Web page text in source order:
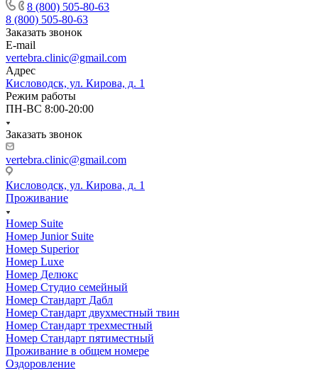
8 (800) 505-80-63
8 (800) 505-80-63
Заказать звонок
E-mail
vertebra.clinic@gmail.com
Адрес
Кисловодск, ул. Кирова, д. 1
Режим работы
ПН-ВС 8:00-20:00
Заказать звонок
vertebra.clinic@gmail.com
Кисловодск, ул. Кирова, д. 1
Проживание
Номер Suite
Номер Junior Suite
Номер Superior
Номер Luxe
Номер Делюкс
Номер Студио семейный
Номер Стандарт Дабл
Номер Стандарт двухместный твин
Номер Стандарт трехместный
Номер Стандарт пятиместный
Проживание в общем номере
Оздоровление